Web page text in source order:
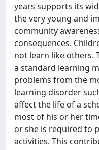
years supports its
the very young and
community
consequences.
not learn like others.
a standard learning
problems from the
learning disorder
affect the life of a
most of his or her
or she is required to
activities. This